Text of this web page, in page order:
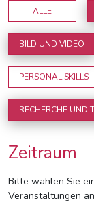
ALLE
BILD UND VIDEO
PERSONAL SKILLS
RECHERCHE UND
Zeitraum
Bitte wählen Sie
Veranstaltungen